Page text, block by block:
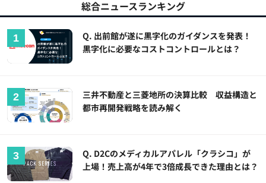
総合ニュースランキング
Q. 出前館が遂に黒字化のガイダンスを発表！
黒字化に必要なコストコントロールとは？
三井不動産と三菱地所の決算比較 収益構造と
都市再開発戦略を読み解く
Q. D2Cのメディカルアパレル「クラシコ」が
上場！売上高が4年で3倍成長できた理由とは？